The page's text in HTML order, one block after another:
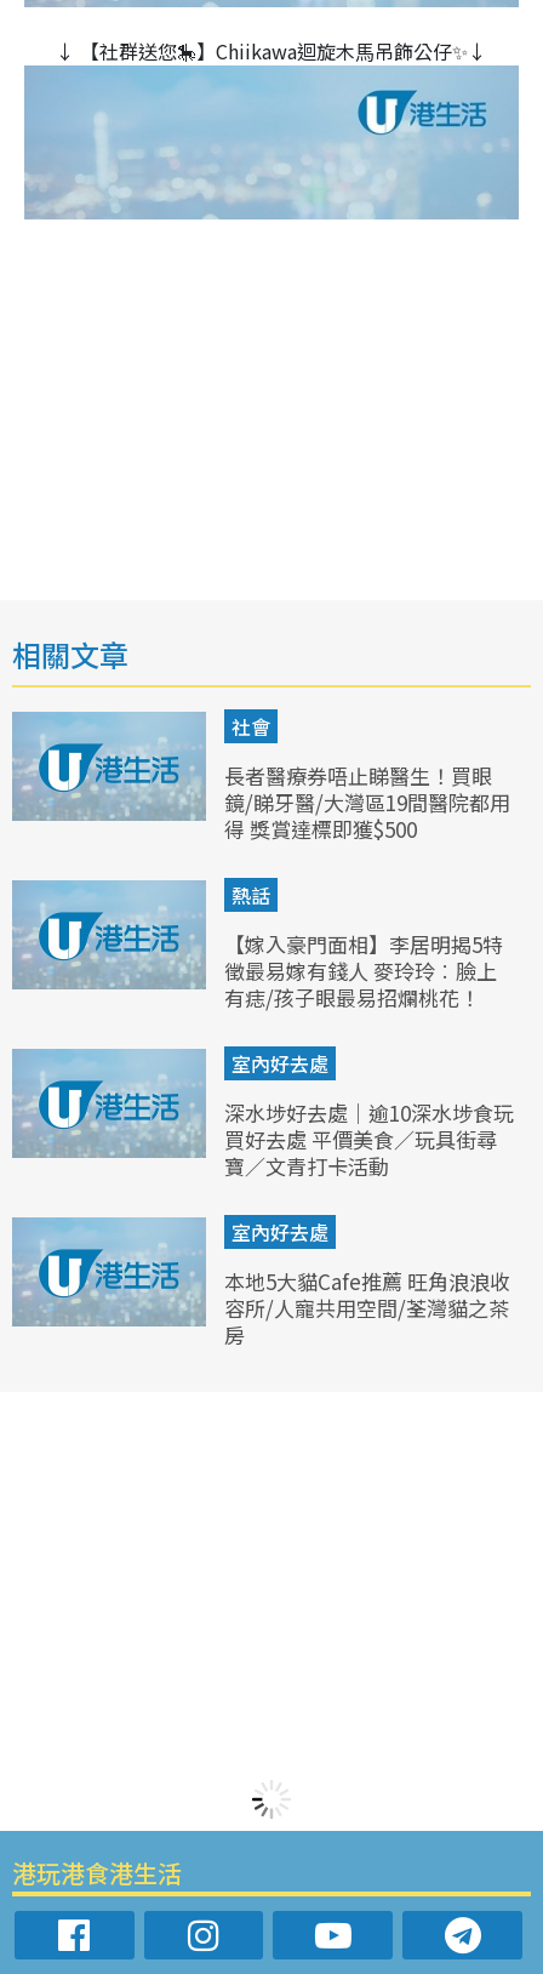
↓ 【社群送您🎠】Chiikawa迴旋木⾺吊飾公仔✨↓
相關文章
社會
長者醫療券唔止睇醫生！買眼
鏡/睇牙醫/大灣區19間醫院都用
得 獎賞達標即獲$500
熱話
【嫁入豪門面相】李居明揭5特
徵最易嫁有錢人 麥玲玲︰臉上
有痣/孩子眼最易招爛桃花！
室內好去處
深水埗好去處｜逾10深水埗食玩
買好去處 平價美食／玩具街尋
寶／文青打卡活動
室內好去處
本地5大貓Cafe推薦 旺角浪浪收
容所/人寵共用空間/荃灣貓之茶
房
港玩港食港生活